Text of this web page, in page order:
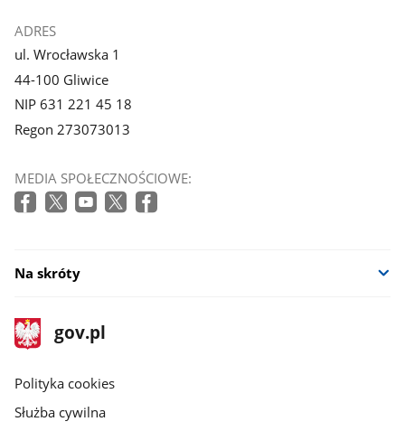
ADRES
ul. Wrocławska 1
44-100 Gliwice
NIP 631 221 45 18
Regon 273073013
MEDIA SPOŁECZNOŚCIOWE:
Na skróty
stopka
gov.pl
Strona
gov.pl
gov.pl
Polityka cookies
Służba cywilna